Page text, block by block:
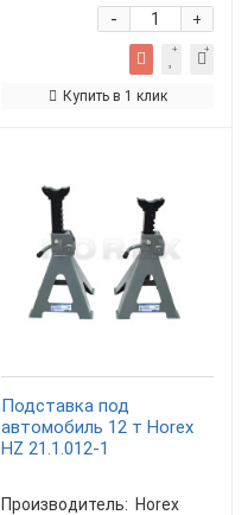
+
-
Купить в 1 клик
Подставка под
автомобиль 12 т Horex
HZ 21.1.012-1
Производитель: Horex